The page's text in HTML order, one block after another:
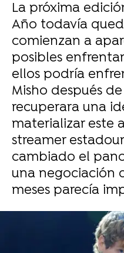
La próxima
Año todavía
comienzan a
posibles
ellos podría
Misho después
recuperara una
materializar este
streamer
cambiado el
una negociación
meses parecía